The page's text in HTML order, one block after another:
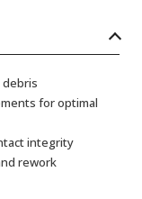
for optimal
integrity
rework